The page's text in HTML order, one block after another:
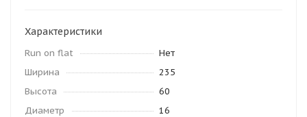
Характеристики
Run on flat
Нет
Ширина
235
Высота
60
Диаметр
16